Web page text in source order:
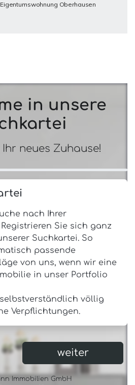
Eigentumswohnung Oberhausen